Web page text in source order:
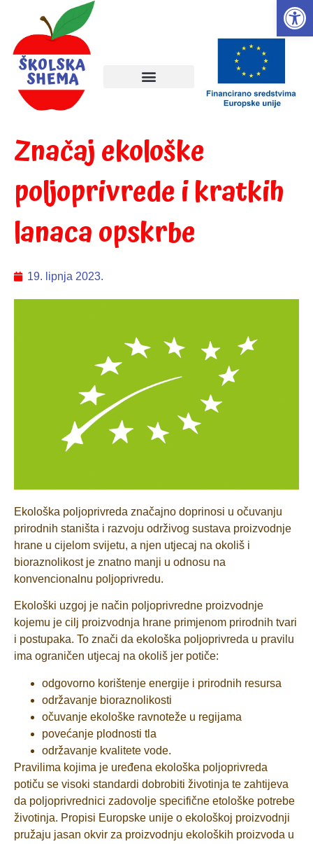
Značaj ekološke
poljoprivrede i kratkih
lanaca opskrbe
19. lipnja 2023.
Ekološka poljoprivreda značajno doprinosi u očuvanju
prirodnih staništa i razvoju održivog sustava proizvodnje
hrane u cijelom svijetu, a njen utjecaj na okoliš i
bioraznolikost je znatno manji u odnosu na
konvencionalnu poljoprivredu.
Ekološki uzgoj je način poljoprivredne proizvodnje
kojemu je cilj proizvodnja hrane primjenom prirodnih tvari
i postupaka. To znači da ekološka poljoprivreda u pravilu
ima ograničen utjecaj na okoliš jer potiče:
odgovorno korištenje energije i prirodnih resursa
održavanje bioraznolikosti
očuvanje ekološke ravnoteže u regijama
povećanje plodnosti tla
održavanje kvalitete vode.
Pravilima kojima je uređena ekološka poljoprivreda
potiču se visoki standardi dobrobiti životinja te zahtijeva
da poljoprivrednici zadovolje specifične etološke potrebe
životinja. Propisi Europske unije o ekološkoj proizvodnji
pružaju jasan okvir za proizvodnju ekoloških proizvoda u